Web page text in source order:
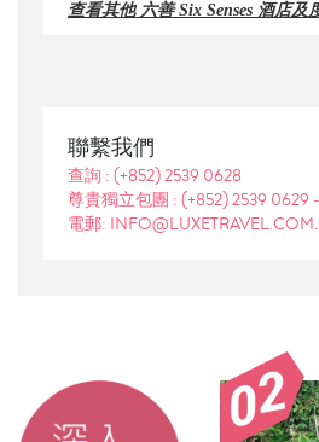
查看其他 六善 Six Senses 酒店及
聯繫我們
查詢 : (+852) 2539 0628
尊貴獨立包團 : (+852) 2539 0629 -
電郵: